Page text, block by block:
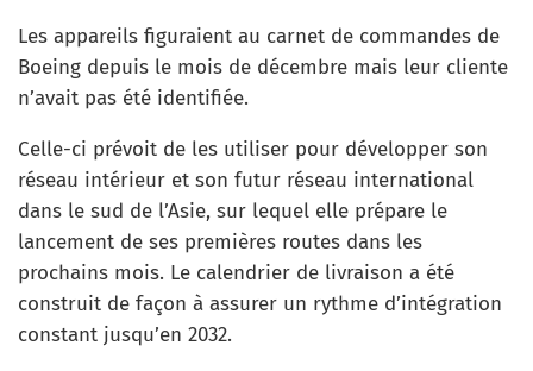
Les appareils figuraient au carnet de commandes de
Boeing depuis le mois de décembre mais leur cliente
n’avait pas été identifiée.
Celle-ci prévoit de les utiliser pour développer son
réseau intérieur et son futur réseau international
dans le sud de l’Asie, sur lequel elle prépare le
lancement de ses premières routes dans les
prochains mois. Le calendrier de livraison a été
construit de façon à assurer un rythme d’intégration
constant jusqu’en 2032.